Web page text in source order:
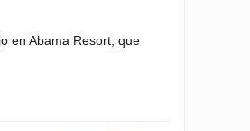
en Abama Resort, que